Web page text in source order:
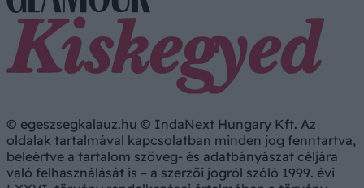
© egeszsegkalauz.hu © IndaNext Hungary Kft. Az
oldalak tartalmával kapcsolatban minden jog fenntartva,
beleértve a tartalom szöveg- és adatbányászat céljára
való felhasználását is – a szerzői jogról szóló 1999. évi